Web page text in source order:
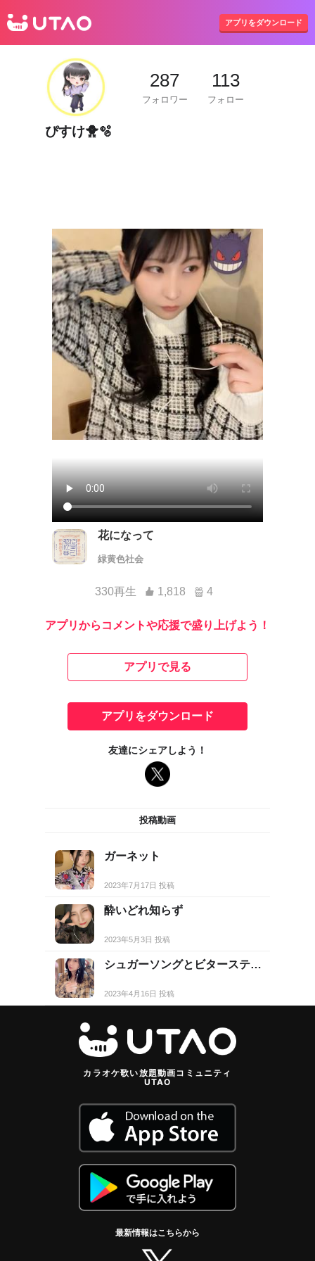
アプリをダウンロード
287
フォロワー
113
フォロー
ぴすけ🐥🫧
花になって
緑黄色社会
330再生 1,818 4
アプリからコメントや応援で盛り上げよう！
アプリで見る
アプリをダウンロード
友達にシェアしよう！
投稿動画
ガーネット
2023年7月17日 投稿
酔いどれ知らず
2023年5月3日 投稿
シュガーソングとビターステ…
2023年4月16日 投稿
カラオケ歌い放題動画コミュニティ
UTAO
最新情報はこちらから